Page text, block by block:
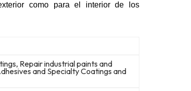
como para el interior de los
Repair industrial paints and
and Specialty Coatings and